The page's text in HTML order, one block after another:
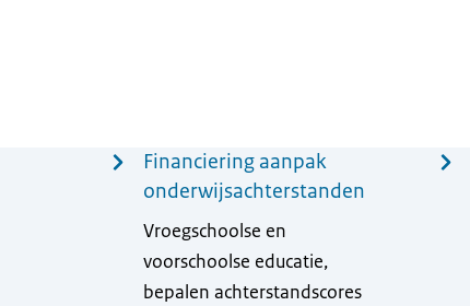
Financiering aanpak
onderwijsachterstanden
Vroegschoolse en
voorschoolse educatie,
bepalen achterstandscores